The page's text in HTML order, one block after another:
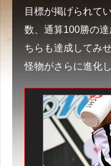
目標が掲げられて
数、通算100勝の
ちらも達成してみ
怪物がさらに進化